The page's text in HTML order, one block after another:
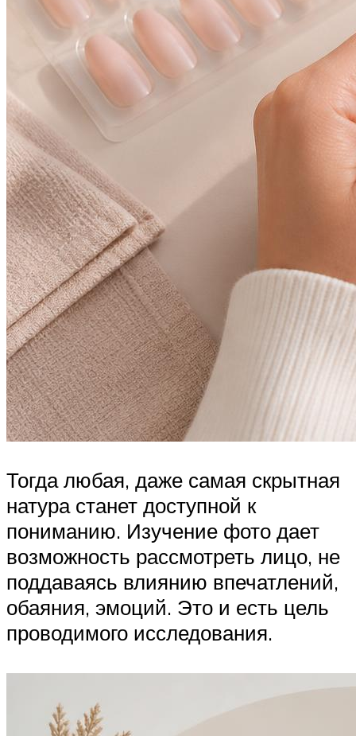
Тогда любая, даже самая скрытная
натура станет доступной к
пониманию. Изучение фото дает
возможность рассмотреть лицо, не
поддаваясь влиянию впечатлений,
обаяния, эмоций. Это и есть цель
проводимого исследования.